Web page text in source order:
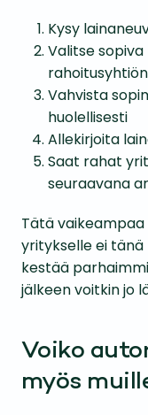
Kysy
Valitse
Vahvista
huolellisesti
Allekirjoita
Saat rahat
seuraavana
Tätä
yritykselle ei tänä
kestää
jälkeen voitkin jo
Voiko
myös